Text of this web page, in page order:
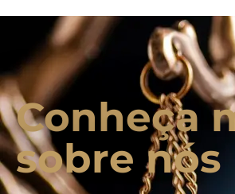
Conheça
sobre nós